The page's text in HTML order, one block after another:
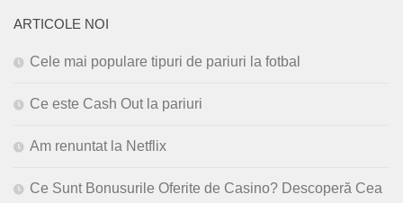
ARTICOLE NOI
Cele mai populare tipuri de pariuri la fotbal
Ce este Cash Out la pariuri
Am renuntat la Netflix
Ce Sunt Bonusurile Oferite de Casino? Descoperă Cea